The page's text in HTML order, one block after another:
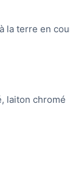
terre en
laiton chromé